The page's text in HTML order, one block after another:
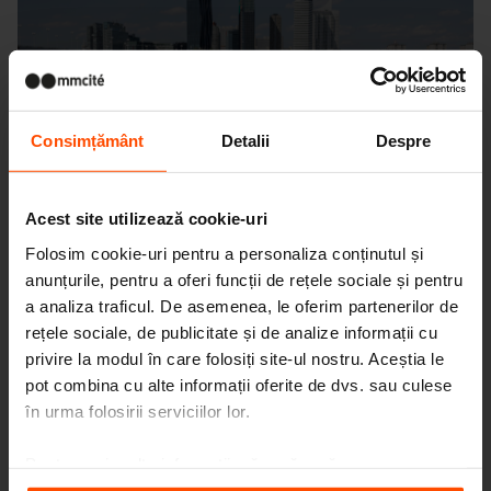
Consimțământ Detalii Despre
Acest site utilizează cookie-uri
Folosim cookie-uri pentru a personaliza conținutul și
anunțurile, pentru a oferi funcții de rețele sociale și pentru
a analiza traficul. De asemenea, le oferim partenerilor de
rețele sociale, de publicitate și de analize informații cu
privire la modul în care folosiți site-ul nostru. Aceștia le
pot combina cu alte informații oferite de dvs. sau culese
în urma folosirii serviciilor lor.